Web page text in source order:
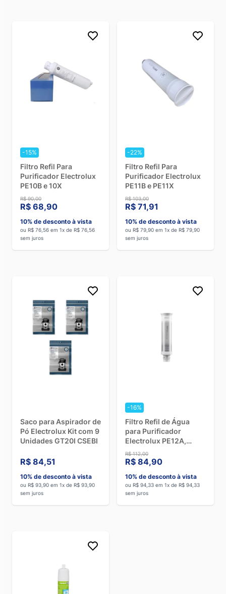
-15%
Filtro Refil Para
Purificador Electrolux
PE10B e 10X
R$ 90,00
R$ 68,90
10% de desconto à vista
ou R$ 76,56 em 1x de R$ 76,56
sem juros
-22%
Filtro Refil Para
Purificador Electrolux
PE11B e PE11X
R$ 103,00
R$ 71,91
10% de desconto à vista
ou R$ 79,90 em 1x de R$ 79,90
sem juros
Saco para Aspirador de
Pó Electrolux Kit com 9
Unidades GT20I CSEBI
R$ 84,51
10% de desconto à vista
ou R$ 93,90 em 1x de R$ 93,90
sem juros
-16%
Filtro Refil de Água
para Purificador
Electrolux PE12A,
PE12B, PE12G e PE12V
R$ 112,00
R$ 84,90
10% de desconto à vista
ou R$ 94,33 em 1x de R$ 94,33
sem juros